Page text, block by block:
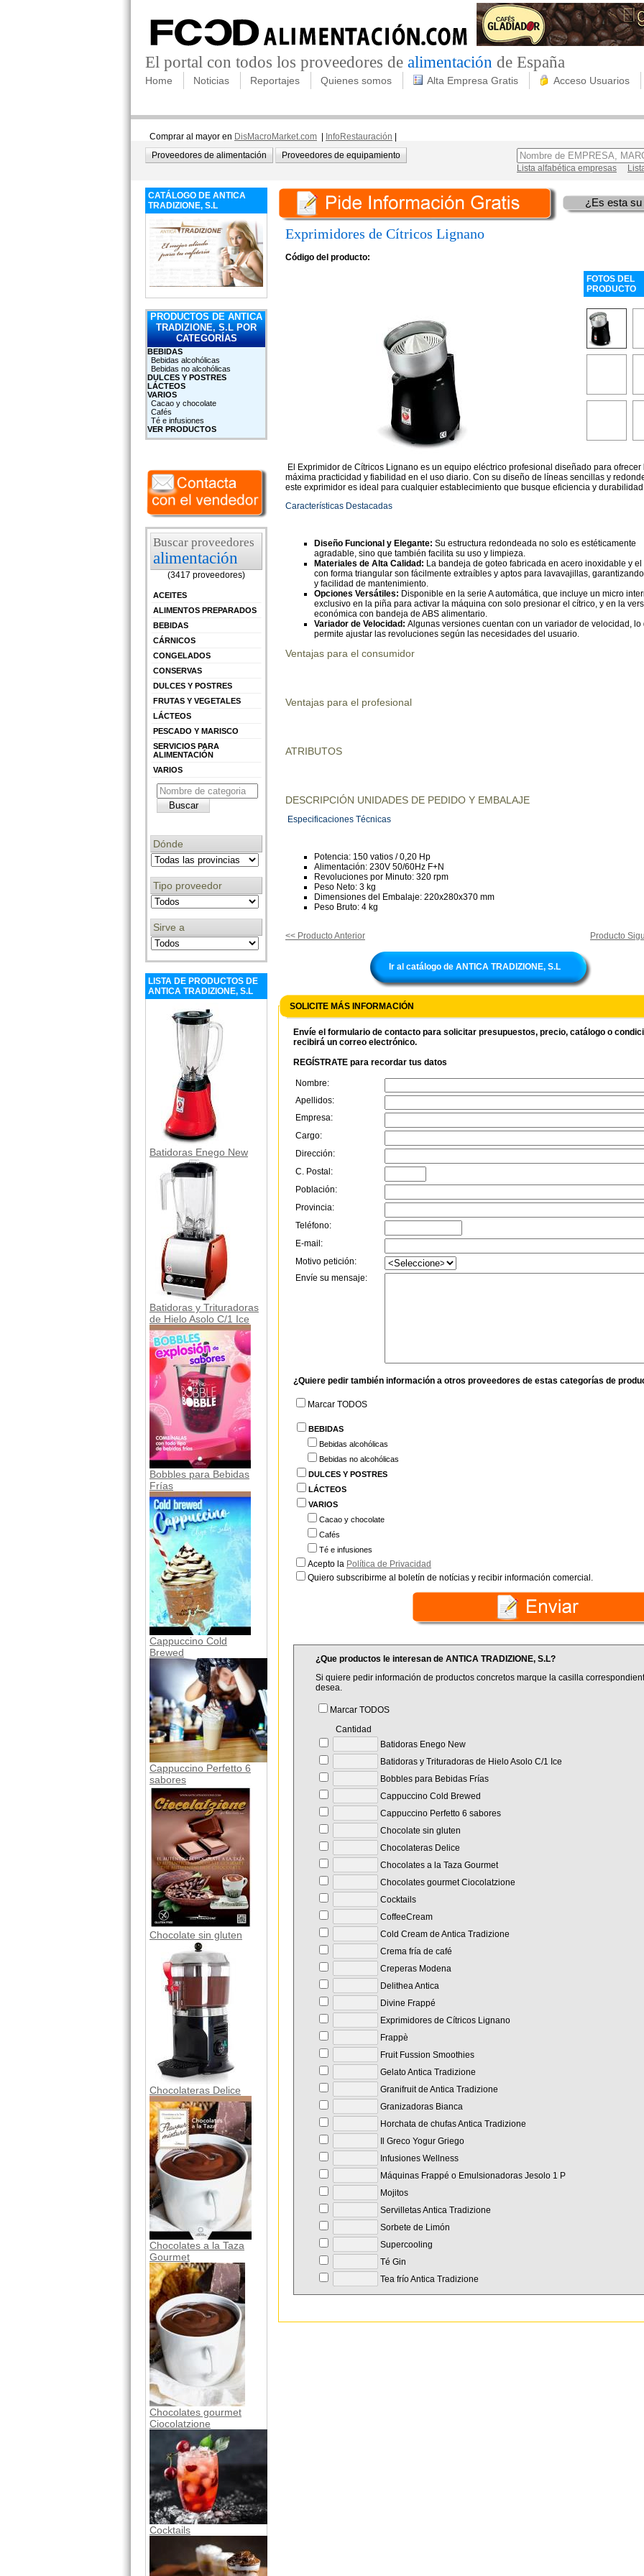
El portal con todos los proveedores de alimentación de España
Home Noticias Reportajes Quienes somos Alta Empresa Gratis Acceso Usuarios
Comprar al mayor en DisMacroMarket.com InfoRestauración
Proveedores de alimentación
Proveedores de equipamiento
Lista alfabética empresas
CATÁLOGO DE ANTICA
TRADIZIONE, S.L
PRODUCTOS DE ANTICA
TRADIZIONE, S.L POR
CATEGORÍAS
BEBIDAS
Bebidas alcohólicas
Bebidas no alcohólicas
DULCES Y POSTRES
LÁCTEOS
VARIOS
Cacao y chocolate
Cafés
Té e infusiones
VER PRODUCTOS
Buscar proveedores
alimentación
(3417 proveedores)
ACEITES
ALIMENTOS PREPARADOS
BEBIDAS
CÁRNICOS
CONGELADOS
CONSERVAS
DULCES Y POSTRES
FRUTAS Y VEGETALES
LÁCTEOS
PESCADO Y MARISCO
SERVICIOS PARA
ALIMENTACIÓN
VARIOS
Dónde
Tipo proveedor
Sirve a
LISTA DE PRODUCTOS DE
ANTICA TRADIZIONE, S.L
Batidoras Enego New
Batidoras y Trituradoras
de Hielo Asolo C/1 Ice
Bobbles para Bebidas
Frías
Cappuccino Cold
Brewed
Cappuccino Perfetto 6
sabores
Chocolate sin gluten
Chocolateras Delice
Chocolates a la Taza
Gourmet
Chocolates gourmet
Ciocolatzione
Cocktails
¿Es esta
Exprimidores de Cítricos Lignano
Código del producto:
FOTOS DEL
PRODUCTO
El Exprimidor de Cítricos Lignano es un equipo eléctrico profesional diseñado para ofrecer
máxima practicidad y fiabilidad en el uso diario. Con su diseño de líneas sencillas y
este exprimidor es ideal para cualquier establecimiento que busque eficiencia y
Características Destacadas
Diseño Funcional y Elegante: Su estructura redondeada no solo es estéticamente
agradable, sino que también facilita su uso y limpieza.
Materiales de Alta Calidad: La bandeja de goteo fabricada en acero inoxidable y el
con forma triangular son fácilmente extraíbles y aptos para lavavajillas,
y facilidad de mantenimiento.
Opciones Versátiles: Disponible en la serie A automática, que incluye un micro
exclusivo en la piña para activar la máquina con solo presionar el cítrico, y en la
económica con bandeja de ABS alimentario.
Variador de Velocidad: Algunas versiones cuentan con un variador de velocidad, lo
permite ajustar las revoluciones según las necesidades del usuario.
Ventajas para el consumidor
Ventajas para el profesional
ATRIBUTOS
DESCRIPCIÓN UNIDADES DE PEDIDO Y EMBALAJE
Especificaciones Técnicas
Potencia: 150 vatios / 0,20 Hp
Alimentación: 230V 50/60Hz F+N
Revoluciones por Minuto: 320 rpm
Peso Neto: 3 kg
Dimensiones del Embalaje: 220x280x370 mm
Peso Bruto: 4 kg
<< Producto Anterior Producto
Ir al catálogo de ANTICA TRADIZIONE, S.L
SOLICITE MÁS INFORMACIÓN
Envíe el formulario de contacto para solicitar presupuestos, precio, catálogo o
recibirá un correo electrónico.
REGÍSTRATE para recordar tus datos
Nombre:
Apellidos:
Empresa:
Cargo:
Dirección:
C. Postal:
Población:
Provincia:
Teléfono:
E-mail:
Motivo petición:
Envíe su mensaje:
¿Quiere pedir también información a otros proveedores de estas categorías de
Marcar TODOS
BEBIDAS
Bebidas alcohólicas
Bebidas no alcohólicas
DULCES Y POSTRES
LÁCTEOS
VARIOS
Cacao y chocolate
Cafés
Té e infusiones
Acepto la Política de Privacidad
Quiero subscribirme al boletín de notícias y recibir información comercial.
¿Que productos le interesan de ANTICA TRADIZIONE, S.L?
Si quiere pedir información de productos concretos marque la casilla
desea.
Marcar TODOS
Cantidad
Batidoras Enego New
Batidoras y Trituradoras de Hielo Asolo C/1 Ice
Bobbles para Bebidas Frías
Cappuccino Cold Brewed
Cappuccino Perfetto 6 sabores
Chocolate sin gluten
Chocolateras Delice
Chocolates a la Taza Gourmet
Chocolates gourmet Ciocolatzione
Cocktails
CoffeeCream
Cold Cream de Antica Tradizione
Crema fría de café
Creperas Modena
Delithea Antica
Divine Frappé
Exprimidores de Cítricos Lignano
Frappè
Fruit Fussion Smoothies
Gelato Antica Tradizione
Granifruit de Antica Tradizione
Granizadoras Bianca
Horchata de chufas Antica Tradizione
Il Greco Yogur Griego
Infusiones Wellness
Máquinas Frappé o Emulsionadoras Jesolo 1 P
Mojitos
Servilletas Antica Tradizione
Sorbete de Limón
Supercooling
Té Gin
Tea frío Antica Tradizione